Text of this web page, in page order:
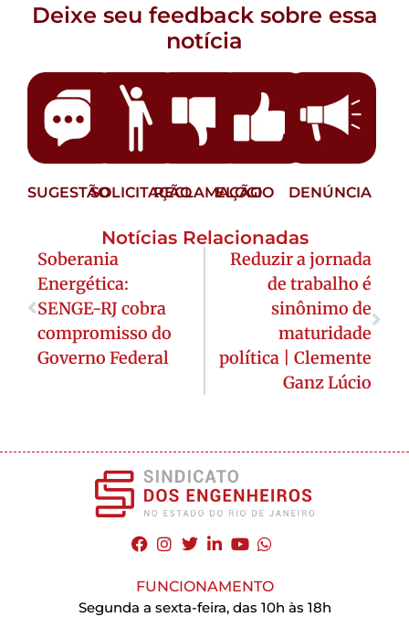
Deixe seu feedback sobre essa
notícia
SUGESTÃOSOLICITAÇÃORECLAMAÇÃO
ELOGIO DENÚNCIA
Notícias Relacionadas
Soberania
Energética:
SENGE-RJ cobra
compromisso do
Governo Federal
Reduzir a jornada
de trabalho é
sinônimo de
maturidade
política | Clemente
Ganz Lúcio
FUNCIONAMENTO
Segunda a sexta-feira, das 10h às 18h